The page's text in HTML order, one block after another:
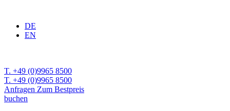
DE
EN
T. +49 (0)9965 8500
T. +49 (0)9965 8500
Anfragen Zum Bestpreis
buchen